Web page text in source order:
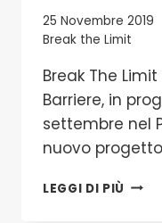
25 Novembre 2019
Break the Limit
Break The
Barriere, in
settembre nel
nuovo
LEGGI DI PIÙ BREAK